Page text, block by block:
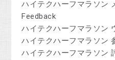
ハイテクハーフマラソン
Feedback
ハイテクハーフマラソン
ハイテクハーフマラソン
ハイテクハーフマラソン